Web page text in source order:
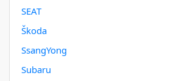
SEAT
Škoda
SsangYong
Subaru